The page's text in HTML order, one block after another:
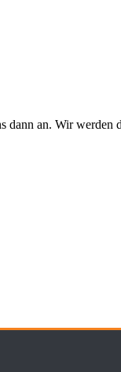
dann an. Wir werden